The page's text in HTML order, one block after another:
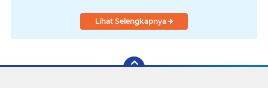
Lihat Selengkapnya